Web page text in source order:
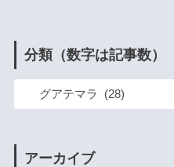
分類（数字は記事数）
アーカイブ